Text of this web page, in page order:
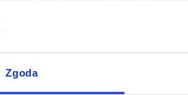
Zgoda
(np. pozycje na
względem największej
również pominąć aspektów
które są fundamentem
powinny ze sobą